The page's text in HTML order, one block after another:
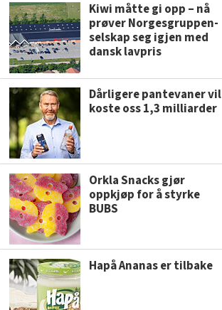
Kiwi måtte gi opp – nå
prøver Norgesgruppen-
selskap seg igjen med
dansk lavpris
Dårligere pantevaner vil
koste oss 1,3 milliarder
Orkla Snacks gjør
oppkjøp for å styrke
BUBS
Hapå Ananas er tilbake